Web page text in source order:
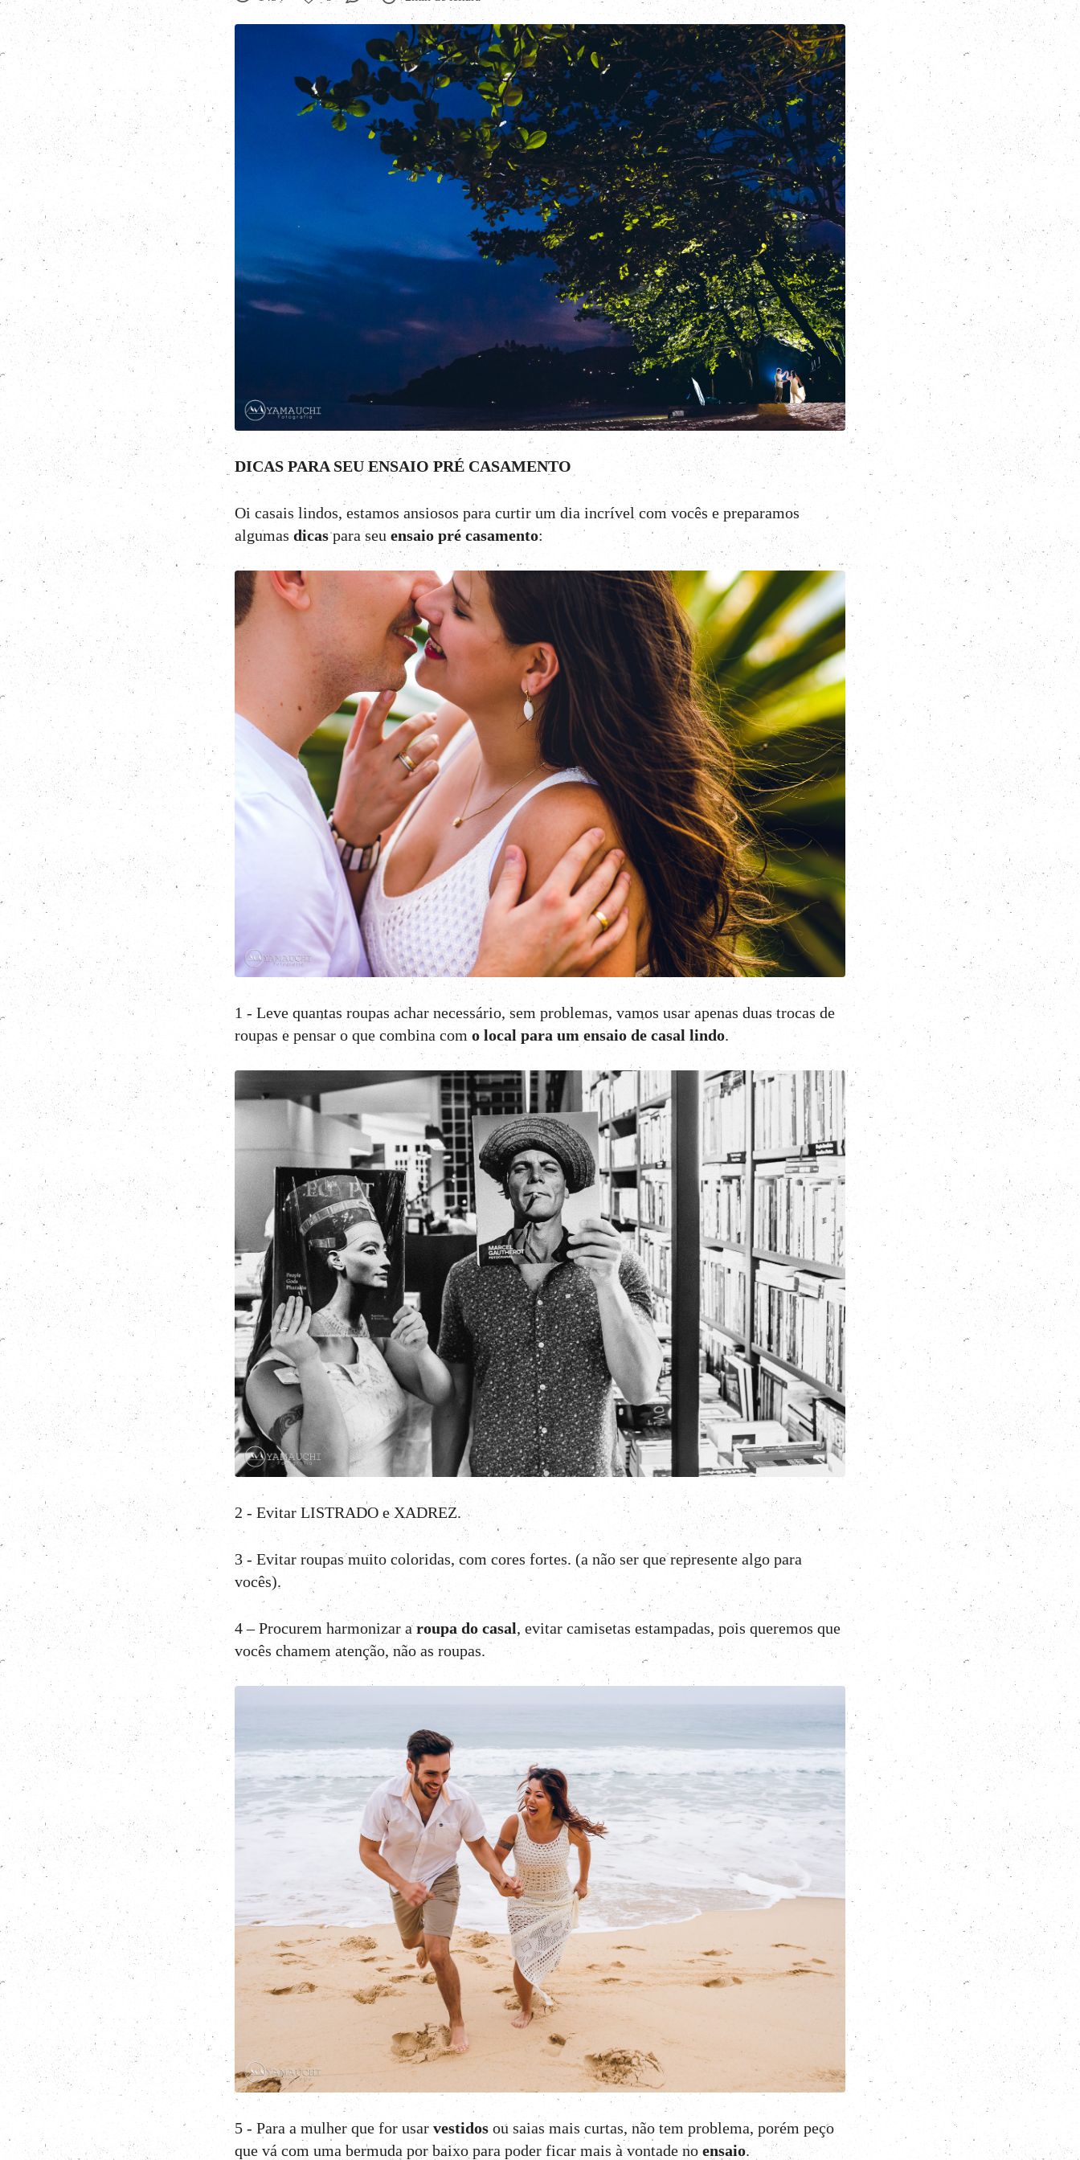
DICAS PARA SEU ENSAIO PRÉ CASAMENTO
Oi casais lindos, estamos ansiosos para curtir um dia incrível com vocês e preparamos
algumas dicaspara seu ensaio pré casamento:
1 - Leve quantas roupas achar necessário, sem problemas, vamos usar apenas duas trocas de
roupas e pensar o que combina com o local para um ensaio de casal lindo.
2 - Evitar LISTRADO e XADREZ.
3 - Evitar roupas muito coloridas, com cores fortes. (a não ser que represente algo para
vocês).
4 – Procurem harmonizar aroupa do casal, evitar camisetas estampadas, pois queremos que
vocês chamem atenção, não as roupas.
5 - Para a mulher que for usar vestidos ou saias mais curtas, não tem problema, porém peço
que vá com uma bermuda por baixo para poder ficar mais à vontade no ensaio.
9 Curtir
Comentar